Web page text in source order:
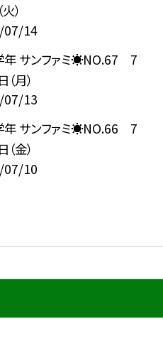
）
07/14
年 サンファミ☀NO.67 7
月）
07/13
年 サンファミ☀NO.66 7
金）
07/10